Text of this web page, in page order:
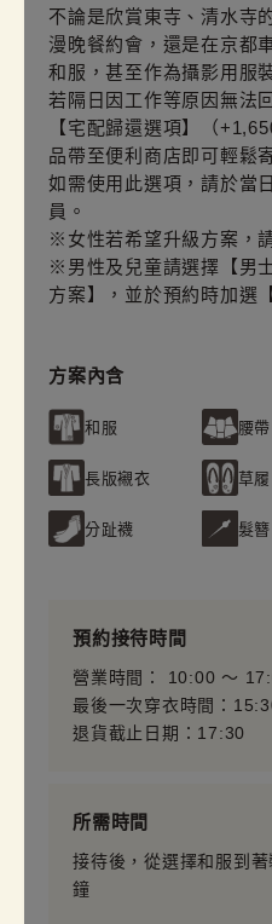
不論是欣賞東寺、清水寺
漫晚餐約會，還是在京都
和服，甚至作為攝影用服
若隔日因工作等原因無法
【宅配歸還選項】（
品帶至便利商店即可輕鬆
如需使用此選項，請於當
員。
※女性若希望升級方案，
※男性及兒童請選擇【男
方案】，並於預約時加選
方案內含
和服 腰帶
長版襯衣 草履
分趾襪 髮簪
預約接待時間
營業時間： 10:00 〜
最後一次穿衣時間：
退貨截止日期：17:30
所需時間
接待後，從選擇和服到
鐘